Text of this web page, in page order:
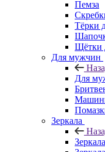
Пемза
Тёрки
Щётки
Для мужчин
Для
Зеркала
Зеркала